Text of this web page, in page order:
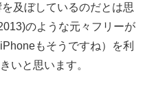
及ぼしているのだとは思
のような元々フリーが
もそうですね）を利
いと思います。